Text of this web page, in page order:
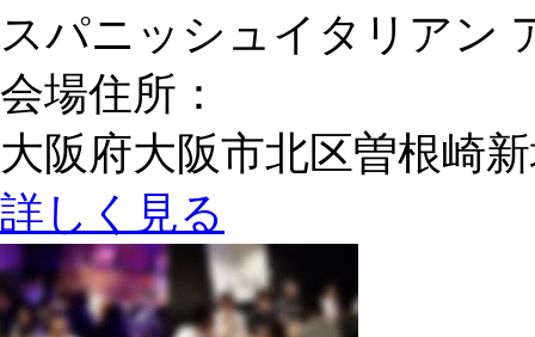
スパニッシュイタリアン
会場住所：
大阪府大阪市北区曽根崎
詳しく見る